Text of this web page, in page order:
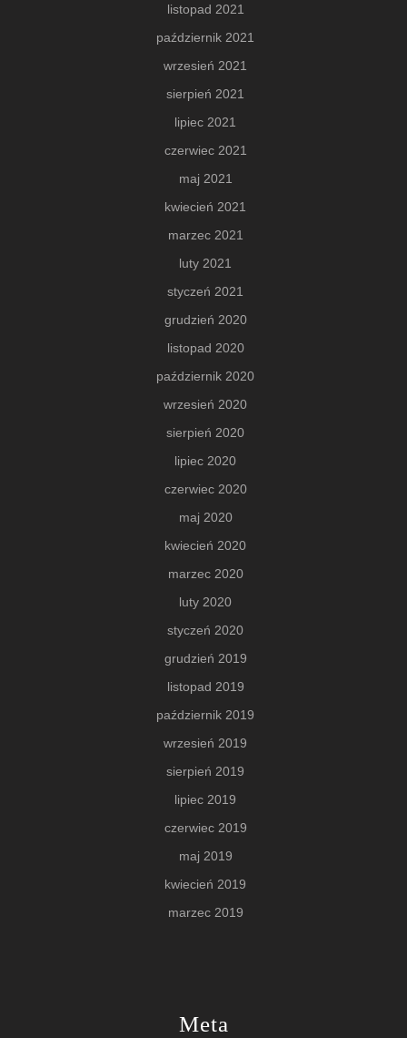
listopad 2021
październik 2021
wrzesień 2021
sierpień 2021
lipiec 2021
czerwiec 2021
maj 2021
kwiecień 2021
marzec 2021
luty 2021
styczeń 2021
grudzień 2020
listopad 2020
październik 2020
wrzesień 2020
sierpień 2020
lipiec 2020
czerwiec 2020
maj 2020
kwiecień 2020
marzec 2020
luty 2020
styczeń 2020
grudzień 2019
listopad 2019
październik 2019
wrzesień 2019
sierpień 2019
lipiec 2019
czerwiec 2019
maj 2019
kwiecień 2019
marzec 2019
Meta